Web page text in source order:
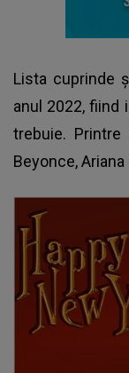
Lista cuprinde
anul 2022, fiind
trebuie.
Beyonce,